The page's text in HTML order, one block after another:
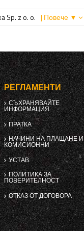
Sp. z o. o. | Повече ▼
РЕГЛАМЕНТИ
СЪХРАНЯВАЙТЕ
ИНФОРМАЦИЯ
ПРАТКА
НАЧИНИ НА ПЛАЩАНЕ И
КОМИСИОННИ
УСТАВ
ПОЛИТИКА ЗА
ПОВЕРИТЕЛНОСТ
ОТКАЗ ОТ ДОГОВОРА